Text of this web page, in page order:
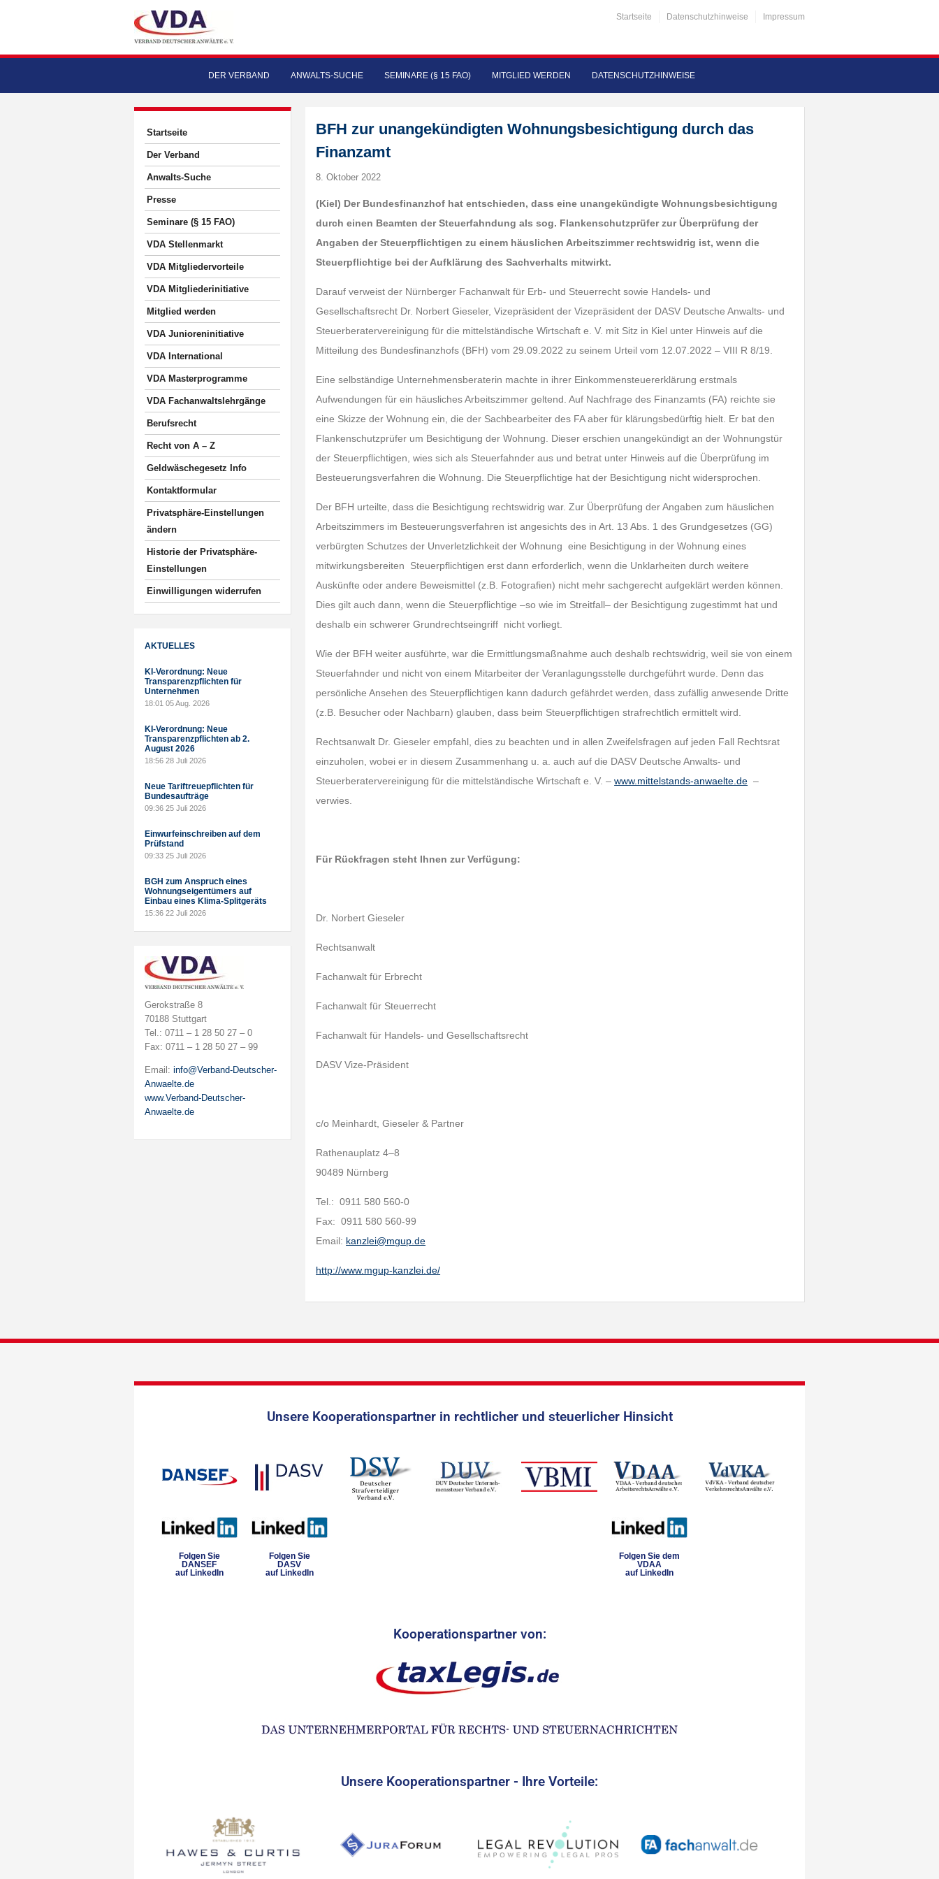
Startseite Datenschutzhinweise Impressum
DER VERBAND ANWALTS-SUCHE SEMINARE (§ 15 FAO) MITGLIED WERDEN DATENSCHUTZHINWEISE
Startseite
Der Verband
Anwalts-Suche
Presse
Seminare (§ 15 FAO)
VDA Stellenmarkt
VDA Mitgliedervorteile
VDA Mitgliederinitiative
Mitglied werden
VDA Junioreninitiative
VDA International
VDA Masterprogramme
VDA Fachanwaltslehrgänge
Berufsrecht
Recht von A – Z
Geldwäschegesetz Info
Kontaktformular
Privatsphäre-Einstellungen
ändern
Historie der Privatsphäre-
Einstellungen
Einwilligungen widerrufen
AKTUELLES
KI-Verordnung: Neue
Transparenzpflichten für
Unternehmen
18:01 05 Aug. 2026
KI-Verordnung: Neue
Transparenzpflichten ab 2.
August 2026
18:56 28 Juli 2026
Neue Tariftreuepflichten für
Bundesaufträge
09:36 25 Juli 2026
Einwurfeinschreiben auf dem
Prüfstand
09:33 25 Juli 2026
BGH zum Anspruch eines
Wohnungseigentümers auf
Einbau eines Klima-Splitgeräts
15:36 22 Juli 2026
Gerokstraße 8
70188 Stuttgart
Tel.: 0711 – 1 28 50 27 – 0
Fax: 0711 – 1 28 50 27 – 99
Email: info@Verband-Deutscher-
Anwaelte.de
www.Verband-Deutscher-
Anwaelte.de
BFH zur unangekündigten Wohnungsbesichtigung durch das
Finanzamt
8. Oktober 2022
(Kiel) Der Bundesfinanzhof hat entschieden, dass eine unangekündigte Wohnungsbesichtigung
durch einen Beamten der Steuerfahndung als sog. Flankenschutzprüfer zur Überprüfung der
Angaben der Steuerpflichtigen zu einem häuslichen Arbeitszimmer rechtswidrig ist, wenn die
Steuerpflichtige bei der Aufklärung des Sachverhalts mitwirkt.
Darauf verweist der Nürnberger Fachanwalt für Erb- und Steuerrecht sowie Handels- und
Gesellschaftsrecht Dr. Norbert Gieseler, Vizepräsident der Vizepräsident der DASV Deutsche Anwalts- und
Steuerberatervereinigung für die mittelständische Wirtschaft e. V. mit Sitz in Kiel unter Hinweis auf die
Mitteilung des Bundesfinanzhofs (BFH) vom 29.09.2022 zu seinem Urteil vom 12.07.2022 – VIII R 8/19.
Eine selbständige Unternehmensberaterin machte in ihrer Einkommensteuererklärung erstmals
Aufwendungen für ein häusliches Arbeitszimmer geltend. Auf Nachfrage des Finanzamts (FA) reichte sie
eine Skizze der Wohnung ein, die der Sachbearbeiter des FA aber für klärungsbedürftig hielt. Er bat den
Flankenschutzprüfer um Besichtigung der Wohnung. Dieser erschien unangekündigt an der Wohnungstür
der Steuerpflichtigen, wies sich als Steuerfahnder aus und betrat unter Hinweis auf die Überprüfung im
Besteuerungsverfahren die Wohnung. Die Steuerpflichtige hat der Besichtigung nicht widersprochen.
Der BFH urteilte, dass die Besichtigung rechtswidrig war. Zur Überprüfung der Angaben zum häuslichen
Arbeitszimmers im Besteuerungsverfahren ist angesichts des in Art. 13 Abs. 1 des Grundgesetzes (GG)
verbürgten Schutzes der Unverletzlichkeit der Wohnung eine Besichtigung in der Wohnung eines
mitwirkungsbereiten Steuerpflichtigen erst dann erforderlich, wenn die Unklarheiten durch weitere
Auskünfte oder andere Beweismittel (z.B. Fotografien) nicht mehr sachgerecht aufgeklärt werden können.
Dies gilt auch dann, wenn die Steuerpflichtige –so wie im Streitfall– der Besichtigung zugestimmt hat und
deshalb ein schwerer Grundrechtseingriff nicht vorliegt.
Wie der BFH weiter ausführte, war die Ermittlungsmaßnahme auch deshalb rechtswidrig, weil sie von einem
Steuerfahnder und nicht von einem Mitarbeiter der Veranlagungsstelle durchgeführt wurde. Denn das
persönliche Ansehen des Steuerpflichtigen kann dadurch gefährdet werden, dass zufällig anwesende Dritte
(z.B. Besucher oder Nachbarn) glauben, dass beim Steuerpflichtigen strafrechtlich ermittelt wird.
Rechtsanwalt Dr. Gieseler empfahl, dies zu beachten und in allen Zweifelsfragen auf jeden Fall Rechtsrat
einzuholen, wobei er in diesem Zusammenhang u. a. auch auf die DASV Deutsche Anwalts- und
Steuerberatervereinigung für die mittelständische Wirtschaft e. V. –www.mittelstands-anwaelte.de –
verwies.
Für Rückfragen steht Ihnen zur Verfügung:
Dr. Norbert Gieseler
Rechtsanwalt
Fachanwalt für Erbrecht
Fachanwalt für Steuerrecht
Fachanwalt für Handels- und Gesellschaftsrecht
DASV Vize-Präsident
c/o Meinhardt, Gieseler & Partner
Rathenauplatz 4–8
90489 Nürnberg
Tel.: 0911 580 560-0
Fax: 0911 580 560-99
Email: kanzlei@mgup.de
http://www.mgup-kanzlei.de/
Unsere Kooperationspartner in rechtlicher und steuerlicher Hinsicht
Folgen Sie
DANSEF
auf LinkedIn
Folgen Sie
DASV
auf LinkedIn
Folgen Sie dem
VDAA
auf LinkedIn
Kooperationspartner von:
Unsere Kooperationspartner - Ihre Vorteile: